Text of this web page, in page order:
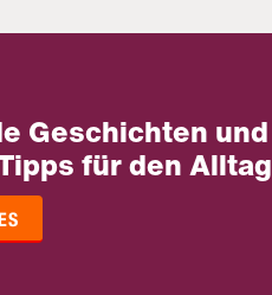
Geschichten und
für den Alltag